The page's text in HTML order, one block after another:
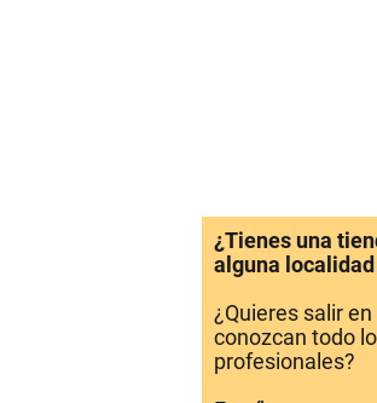
¿Tienes una
alguna
¿Quieres salir
conozcan todo
profesionales?